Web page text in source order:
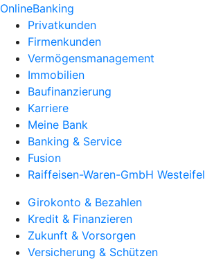
OnlineBanking
Privatkunden
Firmenkunden
Vermögensmanagement
Immobilien
Baufinanzierung
Karriere
Meine Bank
Banking & Service
Fusion
Raiffeisen-Waren-GmbH Westeifel
Girokonto & Bezahlen
Kredit & Finanzieren
Zukunft & Vorsorgen
Versicherung & Schützen